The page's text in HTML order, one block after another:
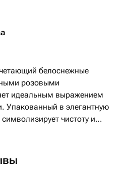
белоснежные
розовыми
идеальным выражением
Упакованный в элегантную
чистоту и
на день рождения, юбилей или
ваш подарок